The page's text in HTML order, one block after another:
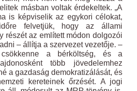
másban voltak érdekeltek. „A
is képviselik az egykori célokat,
felvetjük, hogy az állami
részét az említett módon dolgozói
– állítja a szervezet vezetője. –
a bérköltség, és a
több jövedelemhez
a gazdaság demokratizálását, és
kereteinek őrzését. A jogi